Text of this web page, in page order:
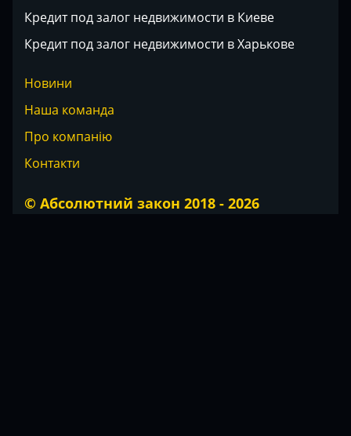
Кредит под залог недвижимости в Киеве
Кредит под залог недвижимости в Харькове
Новини
Наша команда
Про компанію
Контакти
© Абсолютний закон 2018 - 2026